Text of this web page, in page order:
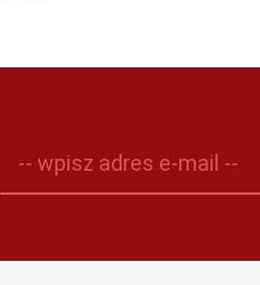
-- wpisz adres e-mail --